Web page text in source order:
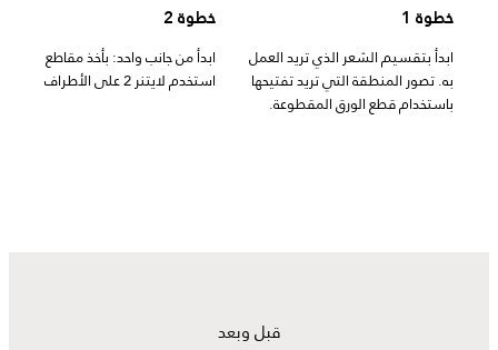
خطوة 1
ابدأ بتقسيم الشعر الذي تريد العمل
به. تصور المنطقة التي تريد تفتيحها
باستخدام قطع الورق المقطوعة.
خطوة 2
ابدأ من جانب واحد: بأخذ مقاطع رفيعة،
استخدم لايتنر 2 على الأطراف.
قبل وبعد